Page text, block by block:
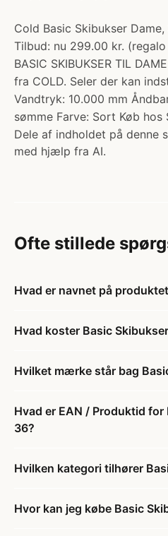
Cold Basic Skibukser
Tilbud: nu 299.00 kr.
BASIC SKIBUKSER TIL
fra COLD. Seler der kan
Vandtryk: 10.000 mm
sømme Farve: Sort Køb hos
Dele af indholdet på denne
med hjælp fra AI.
Ofte stillede
Hvad er navnet på
Hvad koster Basic
Hvilket mærke står bag
Hvad er EAN / Produktid for
36?
Hvilken kategori tilhører
Hvor kan jeg købe Basic